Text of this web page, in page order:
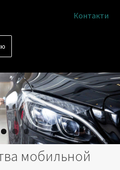
Контакти
Выездная автомойка
Химчистка салона
Подетальная химчистка
мобильной